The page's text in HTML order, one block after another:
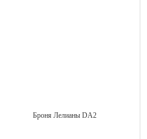
Броня Лелианы DA2